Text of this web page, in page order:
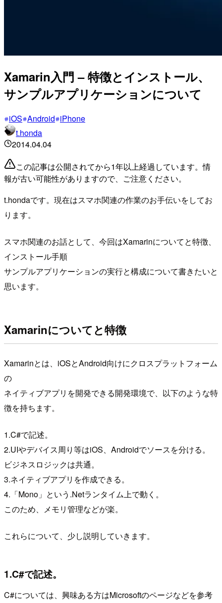
Xamarin入門 – 特徴とインストール、
サンプルアプリケーションについて
iOS Android iPhone
t.honda
2014.04.04
この記事は公開されてから1年以上経過しています。情
報が古い可能性がありますので、ご注意ください。
t.hondaです。現在はスマホ関連の作業のお手伝いをしてお
ります。
スマホ関連のお話として、今回はXamarinについてと特徴、
インストール手順
サンプルアプリケーションの実行と構成について書きたいと
思います。
Xamarinについてと特徴
Xamarinとは、iOSとAndroid向けにクロスプラットフォーム
の
ネイティブアプリを開発できる開発環境で、以下のような特
徴を持ちます。
1.C#で記述。
2.UIやデバイス周り等はiOS、Androidでソースを分ける。
ビジネスロジックは共通。
3.ネイティブアプリを作成できる。
4.「Mono」という.Netランタイム上で動く。
このため、メモリ管理などが楽。
これらについて、少し説明していきます。
1.C#で記述。
C#については、興味ある方はMicrosoftのページなどを参考